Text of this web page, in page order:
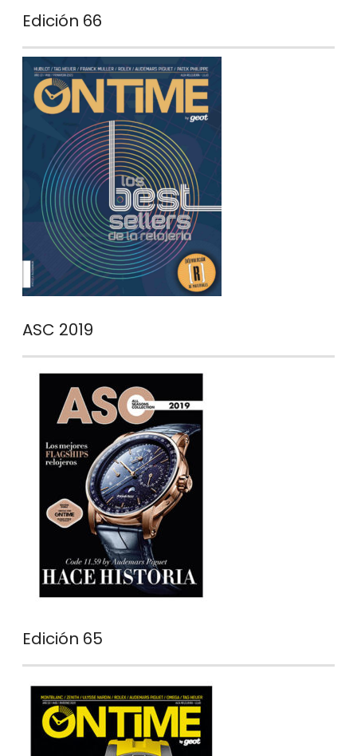
Edición 66
ASC 2019
Edición 65